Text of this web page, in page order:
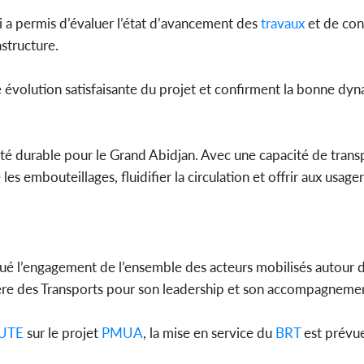
d’évaluer l’état d’avancement destravauxet de
satisfaisante du projet et confirment la bonne
durable pour le Grand Abidjan. Avec une capacité de
embouteillages, fluidifier la circulation et offrir aux
l’engagement de l’ensemble des acteurs mobilisés autour
des Transports pour son leadership et son
sur le projet PMUA, la mise en service du BRTest